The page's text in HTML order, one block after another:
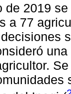
de 2019
a 77